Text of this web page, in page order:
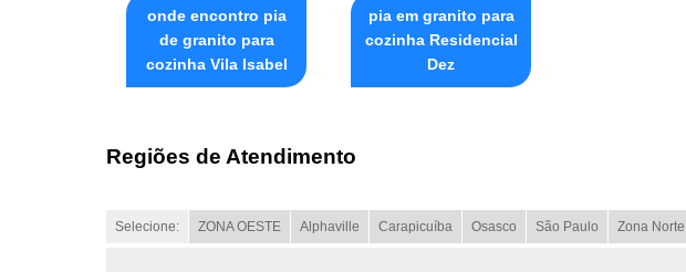
onde encontro pia
de granito para
cozinha Vila Isabel
pia em granito para
cozinha Residencial
Dez
Regiões de Atendimento
Selecione: ZONA OESTE Alphaville Carapicuíba Osasco São Paulo Zona Norte